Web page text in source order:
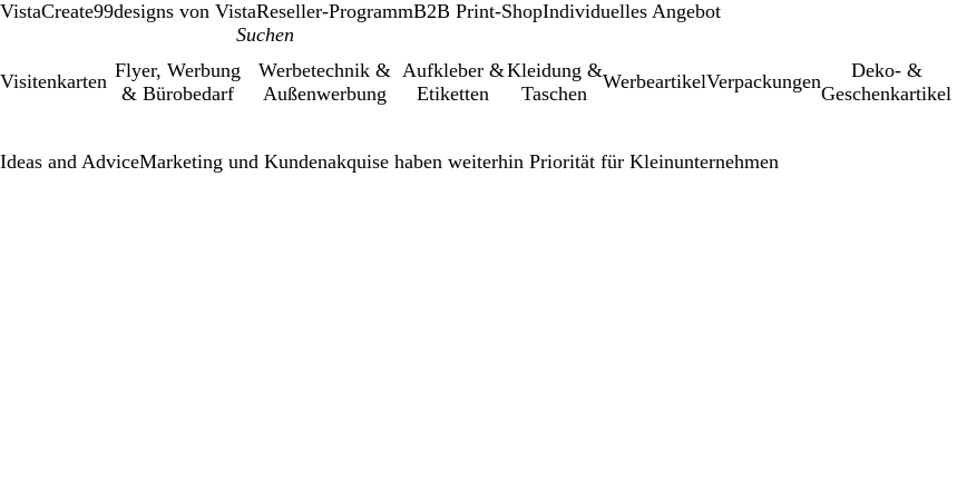
VistaCreate99designs von VistaReseller-ProgrammB2B Print-ShopIndividuelles Angebot
Visitenkarten
Flyer, Werbung
& Bürobedarf
Werbetechnik &
Außenwerbung
Aufkleber &
Etiketten
Kleidung &
Taschen
WerbeartikelVerpackungen
Deko- &
Geschenkartikel
Ideas and AdviceMarketing und Kundenakquise haben weiterhin Priorität für Kleinunternehmen